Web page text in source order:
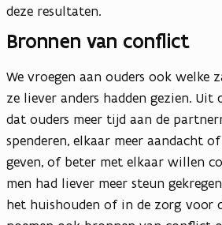
deze resultaten.
Bronnen van conflict
We vroegen aan ouders ook welke
ze liever anders hadden gezien.
dat ouders meer tijd aan de
spenderen, elkaar meer aandacht
geven, of beter met elkaar willen
men had liever meer steun
het huishouden of in de zorg voor